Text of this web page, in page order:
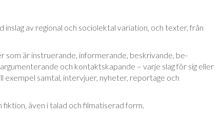
inslag av regional och sociolektal variation, och tex­ter, från
som är instruerande, informerande, beskrivande, be­
och kontaktskapande – varje slag för sig eller
exempel samtal, intervjuer, ny­he­ter, reportage och
även i talad och filmatiserad form.